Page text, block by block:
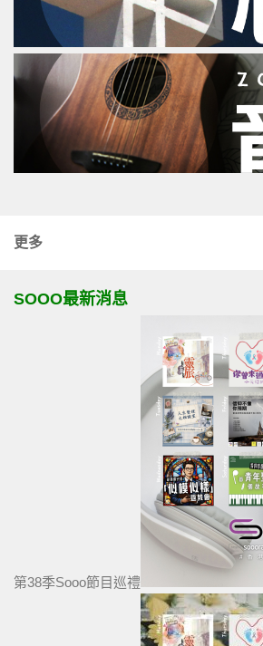
更多
SOOO最新消息
第38季Sooo節目巡禮